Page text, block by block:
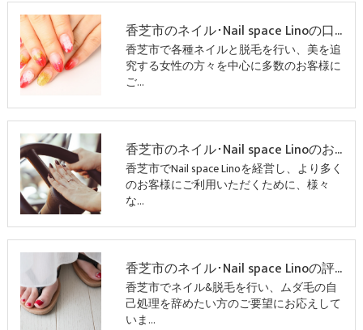
香芝市のネイル･Nail space Linoの口コミ情報
香芝市で各種ネイルと脱毛を行い、美を追
究する女性の方々を中心に多数のお客様に
ご…
香芝市のネイル･Nail space Linoのお客様の声
香芝市でNail space Linoを経営し、より多く
のお客様にご利用いただくために、様々
な…
香芝市のネイル･Nail space Linoの評判
香芝市でネイル&脱毛を行い、ムダ毛の自
己処理を辞めたい方のご要望にお応えして
いま…